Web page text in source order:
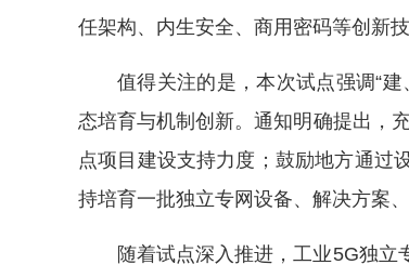
任架构、内生安全、商用密码等创新
值得关注的是，本次试点强调“
态培育与机制创新。通知明确提出，
点项目建设支持力度；鼓励地方通过
持培育一批独立专网设备、解决方案
随着试点深入推进，工业5G独